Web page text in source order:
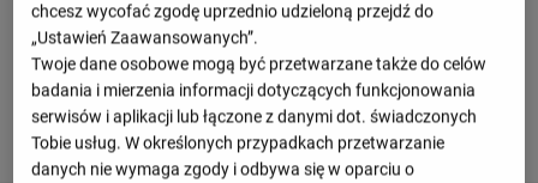
Terminarz drużyny
Sierpień 2026
sobota, 01 sierpnia
chcesz wycofać zgodę uprzednio udzieloną przejdź do
„Ustawień Zaawansowanych”.
Twoje dane osobowe mogą być przetwarzane także do celów
badania i mierzenia informacji dotyczących funkcjonowania
serwisów i aplikacji lub łączone z danymi dot. świadczonych
Tobie usług. W określonych przypadkach przetwarzanie
danych nie wymaga zgody i odbywa się w oparciu o